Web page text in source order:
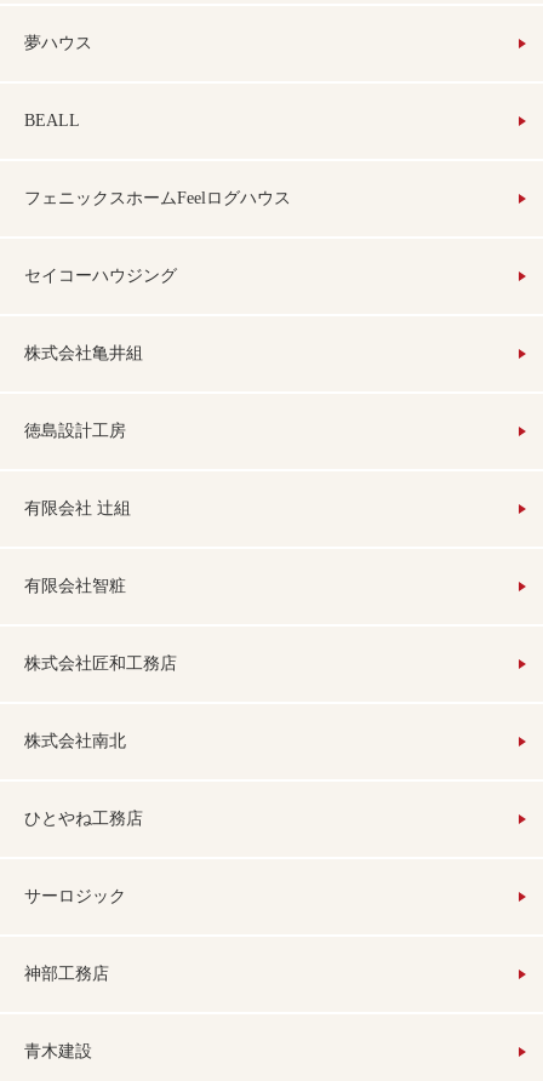
夢ハウス
BEALL
フェニックスホームFeelログハウス
セイコーハウジング
株式会社亀井組
徳島設計工房
有限会社 辻組
有限会社智粧
株式会社匠和工務店
株式会社南北
ひとやね工務店
サーロジック
神部工務店
青木建設